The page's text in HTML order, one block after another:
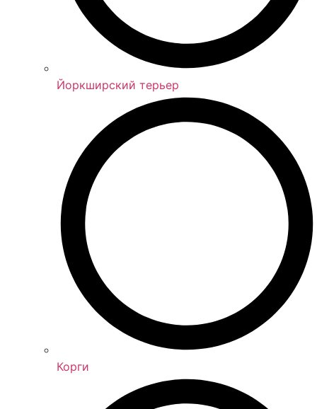
Йоркширский терьер
Корги